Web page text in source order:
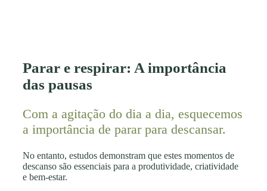
Parar e respirar: A importância
das pausas
Com a agitação do dia a dia, esquecemos
a importância de parar para descansar.
No entanto, estudos demonstram que estes momentos de
descanso são essenciais para a produtividade, criatividade
e bem-estar.